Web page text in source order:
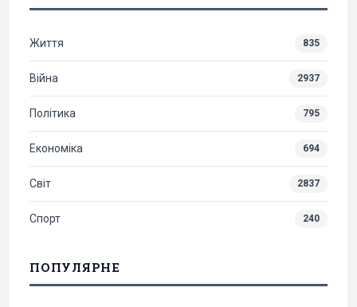
Життя 835
Війна 2937
Політика 795
Економіка 694
Світ 2837
Спорт 240
ПОПУЛЯРНЕ